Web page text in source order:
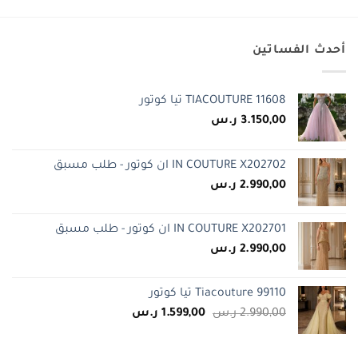
أحدث الفساتين
TIACOUTURE 11608 تيا كوتور
3.150,00 ر.س
IN COUTURE X202702 ان كوتور - طلب مسبق
2.990,00 ر.س
IN COUTURE X202701 ان كوتور - طلب مسبق
2.990,00 ر.س
Tiacouture 99110 تيا كوتور
2.990,00 ر.س السعر
1.599,00 ر.سالسعر